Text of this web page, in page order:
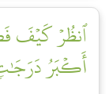
ٱنظُرۡ كَيۡفَ
أَكۡبَرُ دَرَجَٰتٖ